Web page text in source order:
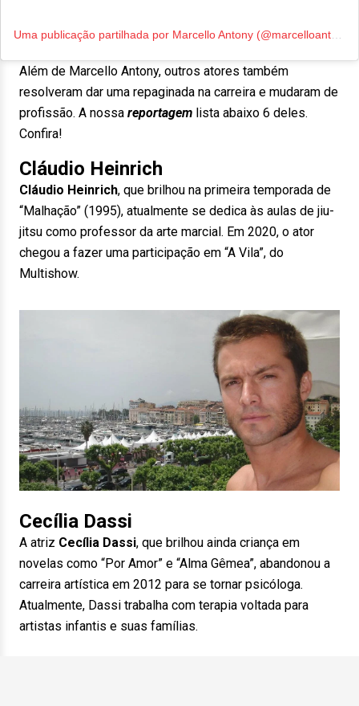
Uma publicação partilhada por Marcello Antony (@marcelloantony_oficial)
Além de Marcello Antony, outros atores também
resolveram dar uma repaginada na carreira e mudaram de
profissão. A nossa reportagem lista abaixo 6 deles.
Confira!
Cláudio Heinrich
Cláudio Heinrich, que brilhou na primeira temporada de
“Malhação” (1995), atualmente se dedica às aulas de jiu-
jitsu como professor da arte marcial. Em 2020, o ator
chegou a fazer uma participação em “A Vila”, do
Multishow.
Cecília Dassi
A atriz Cecília Dassi, que brilhou ainda criança em
novelas como “Por Amor” e “Alma Gêmea”, abandonou a
carreira artística em 2012 para se tornar psicóloga.
Atualmente, Dassi trabalha com terapia voltada para
artistas infantis e suas famílias.